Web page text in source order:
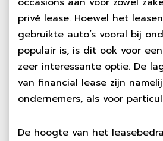
privé lease. Hoewel het
gebruikte auto’s vooral bij
populair is, is dit ook voor
zeer interessante optie. De
van financial lease zijn
ondernemers, als voor
De hoogte van het